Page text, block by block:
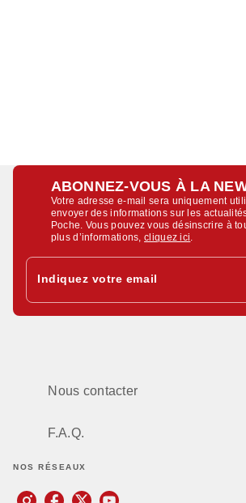
ABONNEZ-VOUS À LA
Votre adresse e-mail sera uniquement
envoyer des informations sur les
Poche. Vous pouvez vous désinscrire à
plus d’informations,cliquez ici
Indiquez votre email
Nous contacter
F.A.Q.
NOS RÉSEAUX